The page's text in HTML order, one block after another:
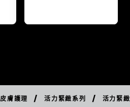
皮膚護理 / 活力緊緻系列 / 活力緊